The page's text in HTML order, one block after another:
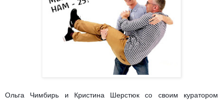
Ольга Чимбирь и Кристина Шерстюк со своим куратором